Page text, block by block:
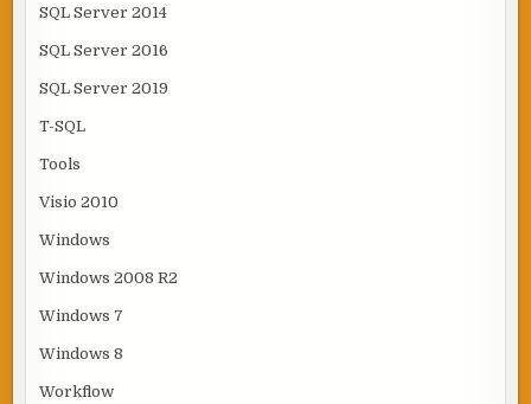
SQL Server 2014
SQL Server 2016
SQL Server 2019
T-SQL
Tools
Visio 2010
Windows
Windows 2008 R2
Windows 7
Windows 8
Workflow